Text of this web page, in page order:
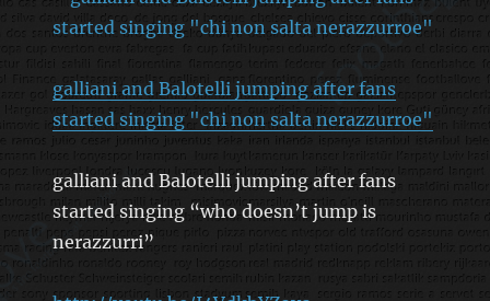
galliani and Balotelli jumping after fans
started singing "chi non salta nerazzurroe"
galliani and Balotelli jumping after fans
started singing “who doesn’t jump is
nerazzurri”